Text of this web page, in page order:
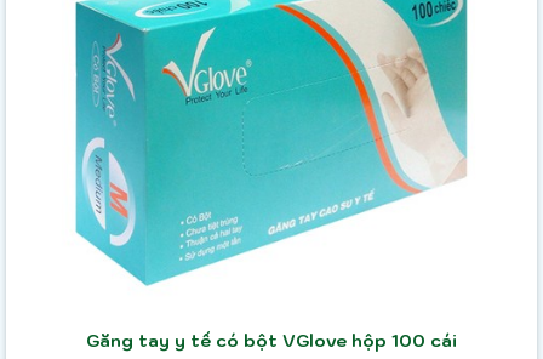
Găng tay y tế có bột VGlove hộp 100 cái